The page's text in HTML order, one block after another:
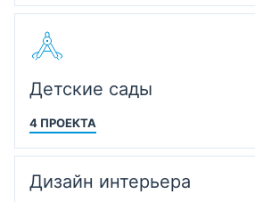
Детские сады
4 ПРОЕКТА
Дизайн интерьера